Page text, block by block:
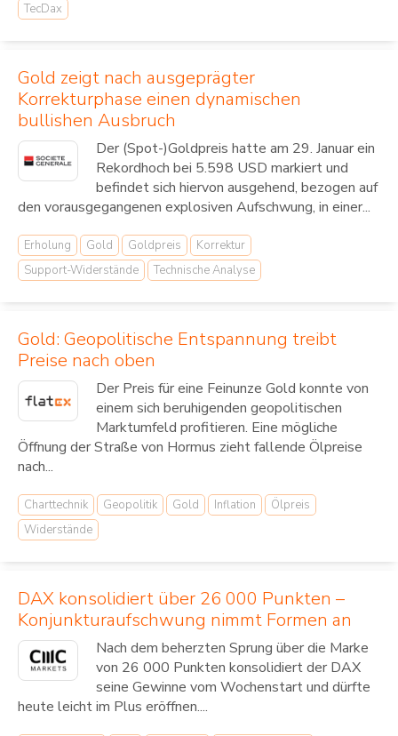
TecDax
Gold zeigt nach ausgeprägter
Korrekturphase einen dynamischen
bullishen Ausbruch
Der (Spot-)Goldpreis hatte am 29. Januar ein
Rekordhoch bei 5.598 USD markiert und
befindet sich hiervon ausgehend, bezogen auf
den vorausgegangenen explosiven Aufschwung, in einer...
Erholung Gold Goldpreis
Korrektur
Support-Widerstände
Technische Analyse
Gold: Geopolitische Entspannung treibt
Preise nach oben
Der Preis für eine Feinunze Gold konnte von
einem sich beruhigenden geopolitischen
Marktumfeld profitieren. Eine mögliche
Öffnung der Straße von Hormus zieht fallende Ölpreise
nach...
Charttechnik Geopolitik Gold Inflation
Ölpreis
Widerstände
DAX konsolidiert über 26 000 Punkten –
Konjunkturaufschwung nimmt Formen an
Nach dem beherzten Sprung über die Marke
von 26 000 Punkten konsolidiert der DAX
seine Gewinne vom Wochenstart und dürfte
heute leicht im Plus eröffnen....